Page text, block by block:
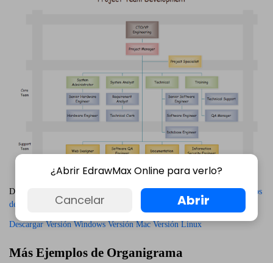
Descarga Gratis el Software de Organigramas y Mira Todos losEjemplos
de Organigramas
Descargar Versión Windows Versión Mac Versión Linux
Más Ejemplos de Organigrama
¿Abrir EdrawMax Online para verlo?
Cancelar Abrir